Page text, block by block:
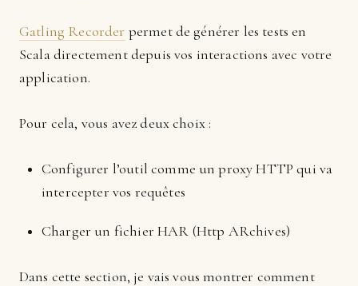
Gatling Recorder permet de générer les tests en
Scala directement depuis vos interactions avec votre
application.
Pour cela, vous avez deux choix :
Configurer l’outil comme un proxy HTTP qui va
intercepter vos requêtes
Charger un fichier HAR (Http ARchives)
Dans cette section, je vais vous montrer comment